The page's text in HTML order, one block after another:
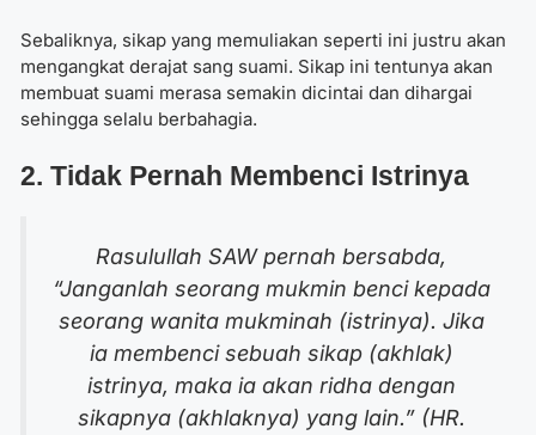
Sebaliknya, sikap yang memuliakan seperti ini justru akan
mengangkat derajat sang suami. Sikap ini tentunya akan
membuat suami merasa semakin dicintai dan dihargai
sehingga selalu berbahagia.
2. Tidak Pernah Membenci Istrinya
Rasulullah SAW pernah bersabda,
“Janganlah seorang mukmin benci kepada
seorang wanita mukminah (istrinya). Jika
ia membenci sebuah sikap (akhlak)
istrinya, maka ia akan ridha dengan
sikapnya (akhlaknya) yang lain.” (HR.